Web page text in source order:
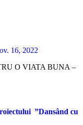
16, 2022
”Dansând cu